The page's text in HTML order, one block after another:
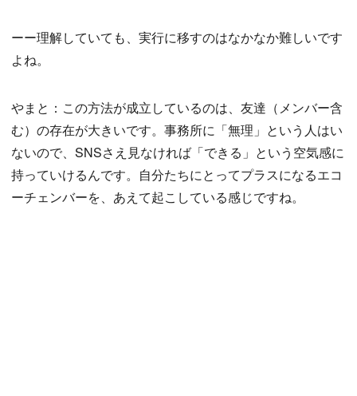
ーー理解していても、実行に移すのはなかなか難しいです
よね。
やまと：この方法が成立しているのは、友達（メンバー含
む）の存在が大きいです。事務所に「無理」という人はい
ないので、SNSさえ見なければ「できる」という空気感に
持っていけるんです。自分たちにとってプラスになるエコ
ーチェンバーを、あえて起こしている感じですね。